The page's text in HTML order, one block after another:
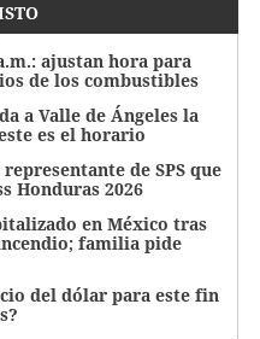
ajustan hora para
de los combustibles
a Valle de Ángeles la
es el horario
de SPS que
Honduras 2026
en México tras
familia pide
del dólar para este fin